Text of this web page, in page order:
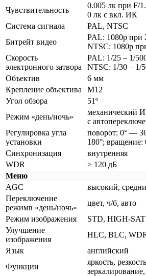
Чувствительность
0.005 лк при F/
0 лк с вкл. ИК
Система сигнала
PAL, NTSC
Битрейт видео
PAL: 1080p при
NTSC: 1080p
Скорость
электронного затвора
PAL: 1/25 – 1/
NTSC: 1/30 – 1/
Объектив
6 мм
Крепление объектива
М12
Угол обзора
51º
Режим «день/ночь»
механический
с
Регулировка угла
установки
поворот: 0° —
180°;
Синхронизация
внутренняя
WDR
≥ 120 дБ
Меню
AGC
высокий,
Переключение
режимв «день/ночь»
цвет, ч/б, авто
Режим изображения
STD, HIGH-SAT
Улучшение
изображения
HLC, BLC,
Язык
английский
Функции
яркость,